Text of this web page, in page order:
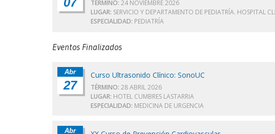
TÉRMINO: 24 NOVIEMBRE 2026
LUGAR: SERVICIO Y DEPARTAMENTO DE PEDIATRÍA. HOSPITAL
ESPECIALIDAD: PEDIATRÍA
Eventos Finalizados
Abr
27
Curso Ultrasonido Clínico: SonoUC
TÉRMINO: 28 ABRIL 2026
LUGAR: HOTEL CUMBRES LASTARRIA
ESPECIALIDAD: MEDICINA DE URGENCIA
Abr